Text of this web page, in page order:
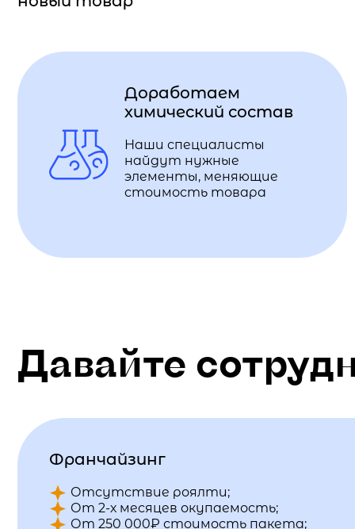
Доработаем
химический состав
Наши специалисты
найдут нужные
элементы, меняющие
стоимость товара
Давайте
Франчайзинг
Отсутствие роялти;
От 2-х месяцев окупаемость;
От 250 000₽ стоимость пакета;